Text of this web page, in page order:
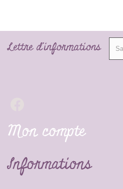
Lettre d'informations
Mon compte
Informations